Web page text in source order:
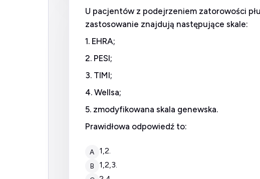
U pacjentów z podejrzeniem zatorowości
zastosowanie znajdują następujące skale:
1. EHRA;
2. PESI;
3. TIMI;
4. Wellsa;
5. zmodyfikowana skala genewska.
Prawidłowa odpowiedź to:
A 1,2.
B 1,2,3.